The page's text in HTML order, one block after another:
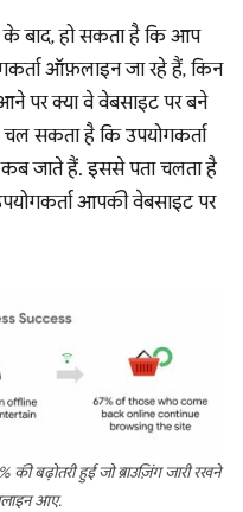
बाद, हो सकता है कि आप
ऑफ़लाइन जा रहे हैं, किन
पर क्या वे वेबसाइट पर बने
सकता है कि उपयोगकर्ता
जाते हैं. इससे पता चलता है
आपकी वेबसाइट पर
बढ़ोतरी हुई जो ब्राउज़िंग जारी रखने
आए.